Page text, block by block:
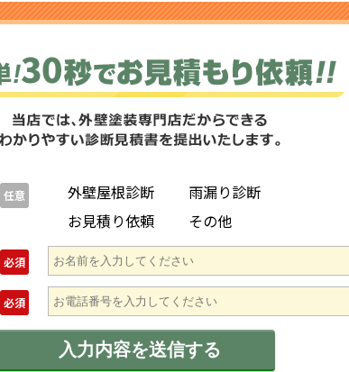
任意 外壁屋根診断
雨漏り診断
お見積り依頼
その他
必須
必須